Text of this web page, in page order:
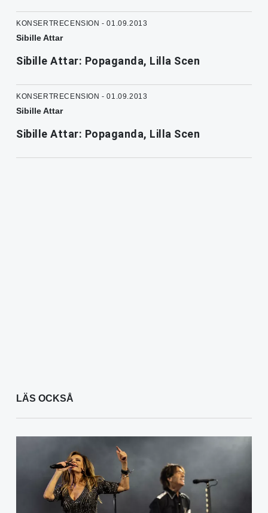
KONSERTRECENSION - 01.09.2013
Sibille Attar
Sibille Attar: Popaganda, Lilla Scen
KONSERTRECENSION - 01.09.2013
Sibille Attar
Sibille Attar: Popaganda, Lilla Scen
LÄS OCKSÅ